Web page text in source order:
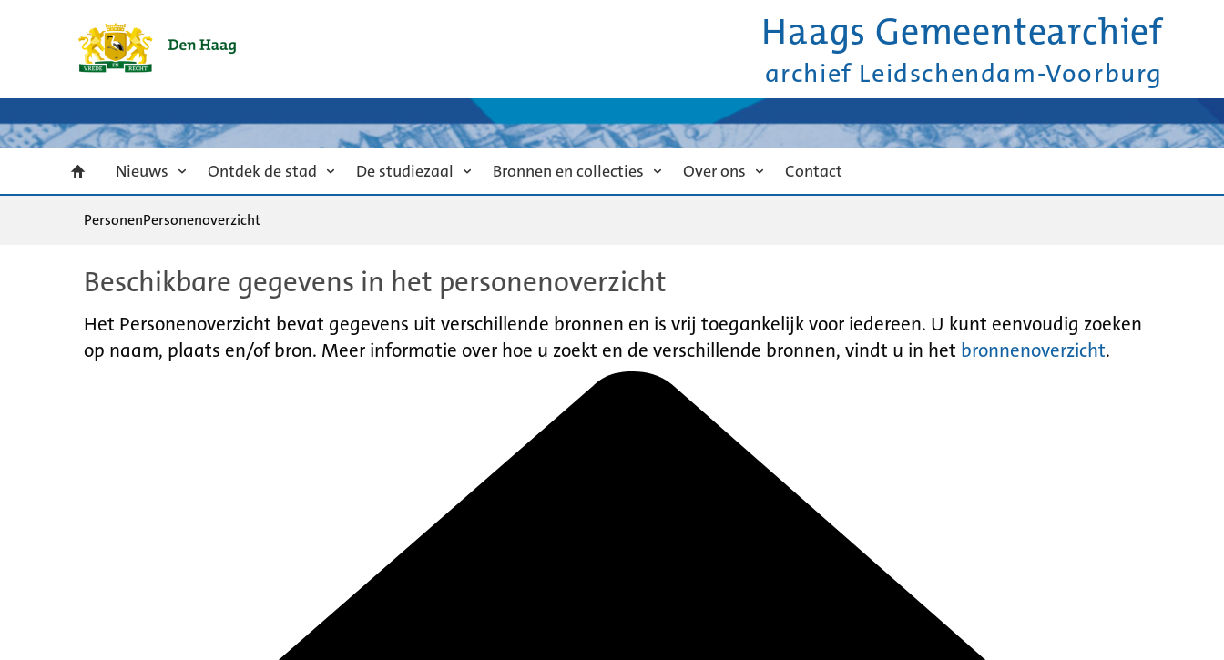
Haags Gemeentearchief
archief Leidschendam-Voorburg
Nieuws Ontdek de stad De studiezaal Bronnen en collecties Over ons Contact
PersonenPersonenoverzicht
Beschikbare gegevens in het personenoverzicht
Het Personenoverzicht bevat gegevens uit verschillende bronnen en is vrij toegankelijk voor iedereen. U kunt eenvoudig zoeken
op naam, plaats en/of bron. Meer informatie over hoe u zoekt en de verschillende bronnen, vindt u in het bronnenoverzicht.